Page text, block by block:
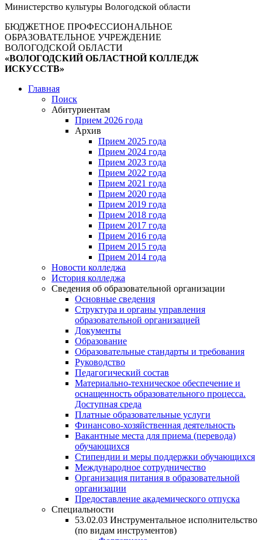
Министерство культуры Вологодской области
БЮДЖЕТНОЕ ПРОФЕССИОНАЛЬНОЕ
ОБРАЗОВАТЕЛЬНОЕ УЧРЕЖДЕНИЕ
ВОЛОГОДСКОЙ ОБЛАСТИ
«ВОЛОГОДСКИЙ ОБЛАСТНОЙ КОЛЛЕДЖ
ИСКУССТВ»
Главная
Поиск
Абитуриентам
Прием 2026 года
Архив
Прием 2025 года
Прием 2024 года
Прием 2023 года
Прием 2022 года
Прием 2021 года
Прием 2020 года
Прием 2019 года
Прием 2018 года
Прием 2017 года
Прием 2016 года
Прием 2015 года
Прием 2014 года
Новости колледжа
История колледжа
Сведения об образовательной организации
Основные сведения
Структура и органы управления
образовательной организацией
Документы
Образование
Образовательные стандарты и требования
Руководство
Педагогический состав
Материально-техническое обеспечение и
оснащенность образовательного процесса.
Доступная среда
Платные образовательные услуги
Финансово-хозяйственная деятельность
Вакантные места для приема (перевода)
обучающихся
Стипендии и меры поддержки обучающихся
Международное сотрудничество
Организация питания в образовательной
организации
Предоставление академического отпуска
Специальности
53.02.03 Инструментальное исполнительство
(по видам инструментов)